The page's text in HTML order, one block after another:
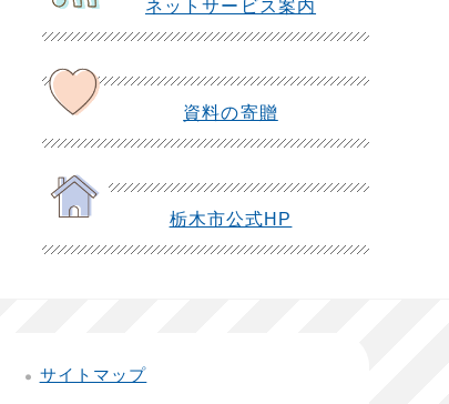
ネットサービス案内
資料の寄贈
栃木市公式HP
サイトマップ